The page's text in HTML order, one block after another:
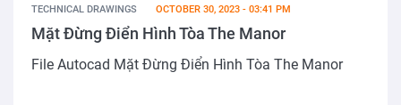
TECHNICAL DRAWINGS OCTOBER 30, 2023 - 03:41 PM
Mặt Đừng Điển Hình Tòa The Manor
File Autocad Mặt Đừng Điển Hình Tòa The Manor